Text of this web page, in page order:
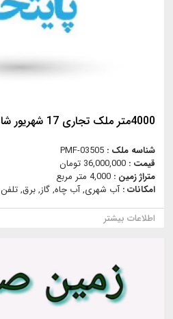
4000متر ملک تجاری 17 شهریور شاداباد
شناسه ملک : PMF-03505
قیمت : 36,000,000 تومان
متراژ زمین : 4,000 متر مربع
امکانات :آب شهری, آب چاه, گاز, برق, تلفن
اطلاعات بیشتر